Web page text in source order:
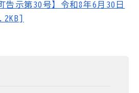
告示第30号】令和8年6月30日